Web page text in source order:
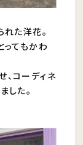
れた洋花。
ってもかわ
コーディネ
した。